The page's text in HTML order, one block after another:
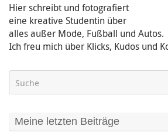
Hier schreibt und fotografiert
eine kreative Studentin über
alles außer Mode, Fußball und Autos.
Ich freu mich über Klicks, Kudos und
Meine letzten Beiträge